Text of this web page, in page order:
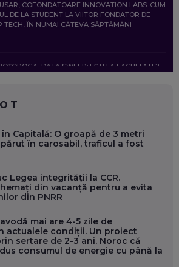
COFONDATOARE INNOVATION LABS: CUM
DE LA STUDENT LA VIITOR FONDATOR DE
TECH, ÎN NUMAI CÂTEVA SĂPTĂMÂNI
DATA SWEEP: EȘTI LA FACULTATE?
TEHNOLOGIA CA SĂ FII MAI BUN LA JOB. ȘI CUM
MUNCA, ÎN URMĂTORII ANI
COFONDATOR AL KULTH: CUM
TEHNOLOGIA CA SĂ ÎȚI DESCHIZI DRUMUL
BIT SENTINEL: CUM ÎȚI PROTEJEZI
ONLINE. ȘI CARE SUNT PRIMII PAȘI ÎNTR-O
Capitală: O groapă de 3 metri
în carosabil, traficul a fost
Legea integrității la CCR.
din vacanță pentru a evita
din PNRR
mai are 4-5 zile de
actualele condiții. Un proiect
sertare de 2-3 ani. Noroc că
consumul de energie cu până la